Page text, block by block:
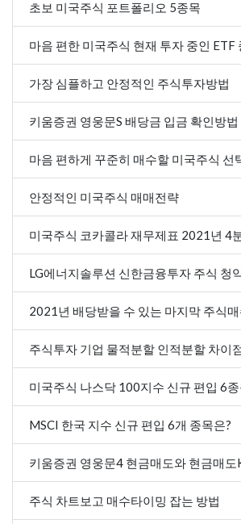
초보 미국주식 포트폴리오 5종목
마음 편한 미국주식 현재 투자 중인 ETF
가장 심플하고 안정적인 주식투자방법
키움증권 영웅문S 배당금 입금 확인방법
마음 편하게 꾸준히 매수할 미국주식 선
안정적인 미국주식 매매전략
미국주식 코카콜라 재무제표 2021년 4
LG에너지솔루션 신한금융투자 주식 청
2021년 배당받을 수 있는 마지막 주식
주식투자 기업 물적분할 인적분할 차이
미국주식 나스닥 100지수 신규 편입 6
MSCI 한국 지수 신규 편입 6개 종목은?
키움증권 영웅문4 현금매도와 현금매도
주식 차트보고 매수타이밍 잡는 방법